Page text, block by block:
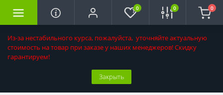
Из-за нестабильного курса, пожалуйста, уточняйте актуальную
стоимость на товар при заказе у наших менеджеров! Скидку
гарантируем!
Закрыть
0 0 0